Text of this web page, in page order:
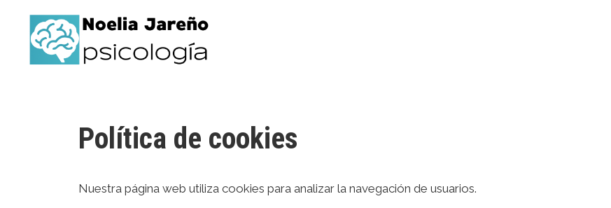
Política de cookies
Nuestra página web utiliza cookies para analizar la navegación de usuarios.